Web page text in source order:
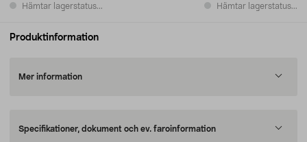
Hämtar lagerstatus... Hämtar lagerstatus...
Produktinformation
Mer information
Specifikationer, dokument och ev. faroinformation